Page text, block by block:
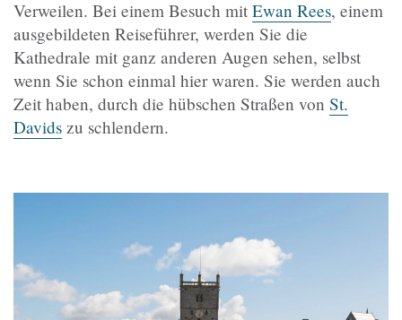
Verweilen. Bei einem Besuch mit Ewan Rees, einem
ausgebildeten Reiseführer, werden Sie die
Kathedrale mit ganz anderen Augen sehen, selbst
wenn Sie schon einmal hier waren. Sie werden auch
Zeit haben, durch die hübschen Straßen von St.
Davids zu schlendern.